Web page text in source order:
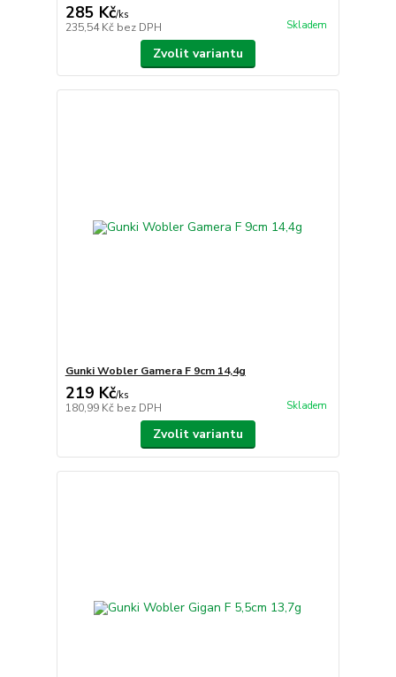
285 Kč/ks
235,54 Kč bez DPH Skladem
Zvolit variantu
Gunki Wobler Gamera F 9cm 14,4g
219 Kč/ks
180,99 Kč bez DPH Skladem
Zvolit variantu